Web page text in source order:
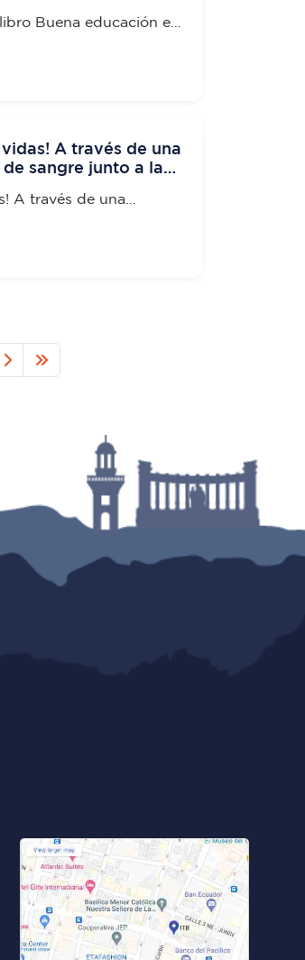
Buena educación en
A través de una
sangre junto a la
A través de una